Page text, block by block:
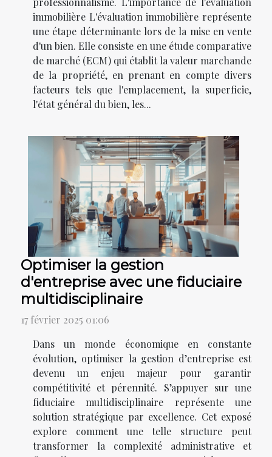
immobilière L'évaluation immobilière représente
une étape déterminante lors de la mise en vente
d'un bien. Elle consiste en une étude comparative
de marché (ECM) qui établit la valeur marchande
de la propriété, en prenant en compte divers
facteurs tels que l'emplacement, la superficie,
l'état général du bien, les...
Optimiser la gestion
d'entreprise avec une fiduciaire
multidisciplinaire
17 février 2025 01:06
Dans un monde économique en constante
évolution, optimiser la gestion d’entreprise est
devenu un enjeu majeur pour garantir
compétitivité et pérennité. S’appuyer sur une
fiduciaire multidisciplinaire représente une
solution stratégique par excellence. Cet exposé
explore comment une telle structure peut
transformer la complexité administrative et